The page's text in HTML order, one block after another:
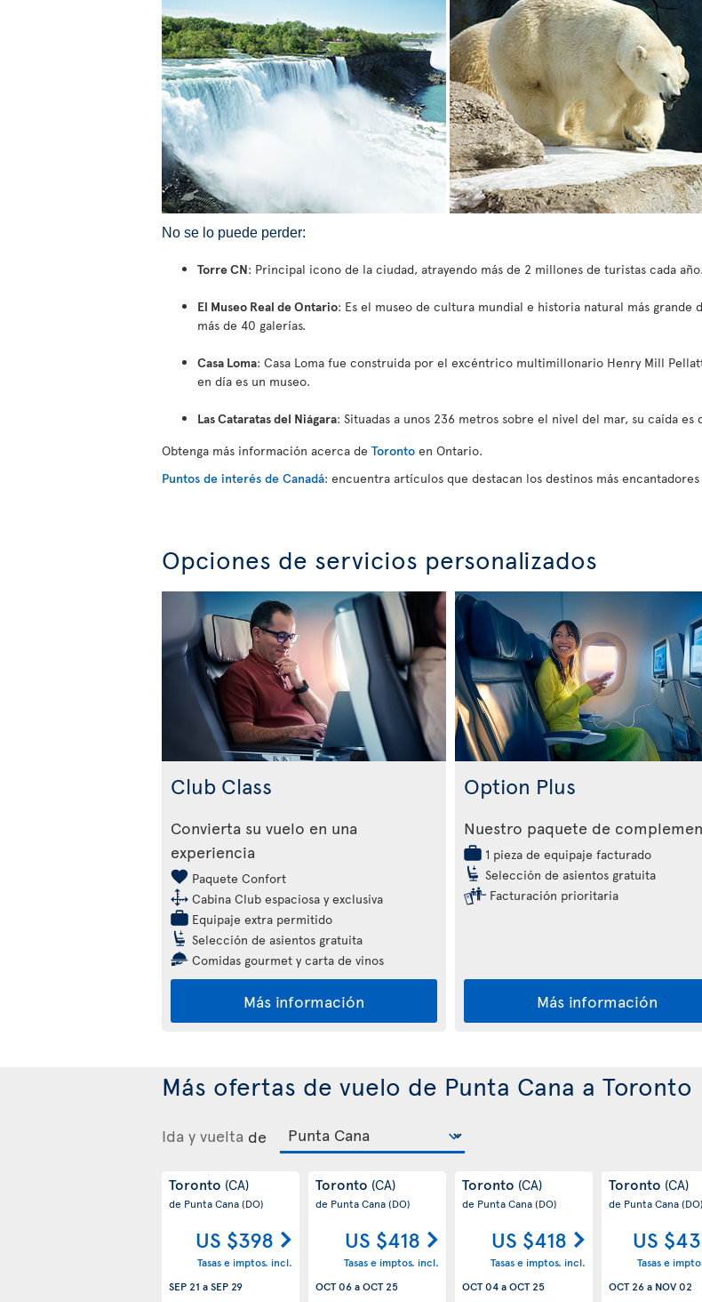
No se lo puede perder:
Torre CN: Principal icono de la ciudad, atrayendo más de 2 millones de turistas cada año.
El Museo Real de Ontario: Es el museo de cultura mundial e historia natural más grande
más de 40 galerías.
Casa Loma: Casa Loma fue construida por el excéntrico multimillonario Henry Mill
en día es un museo.
Las Cataratas del Niágara: Situadas a unos 236 metros sobre el nivel del mar, su caída
Obtenga más información acerca de Toronto en Ontario.
Puntos de interés de Canadá: encuentra artículos que destacan los destinos más encantadores
Opciones de servicios personalizados
Club Class
Convierta su vuelo en una
experiencia
Paquete Confort
Cabina Club espaciosa y exclusiva
Equipaje extra permitido
Selección de asientos gratuita
Comidas gourmet y carta de vinos
Más información
Option Plus
Nuestro paquete de
1 pieza de equipaje facturado
Selección de asientos gratuita
Facturación prioritaria
Más información
Más ofertas de vuelo de Punta Cana a Toronto
Ida y vuelta de
Toronto (CA)
de Punta Cana(DO)
US $398
Tasas e imptos. incl.
SEP 21 aSEP 29
Toronto (CA)
de Punta Cana(DO)
US $418
Tasas e imptos. incl.
OCT 06aOCT 25
Toronto (CA)
de Punta Cana(DO)
US $418
Tasas e imptos. incl.
OCT 04aOCT 25
Toronto (CA)
de Punta Cana(DO)
US
Tasas e
OCT 26a NOV 02